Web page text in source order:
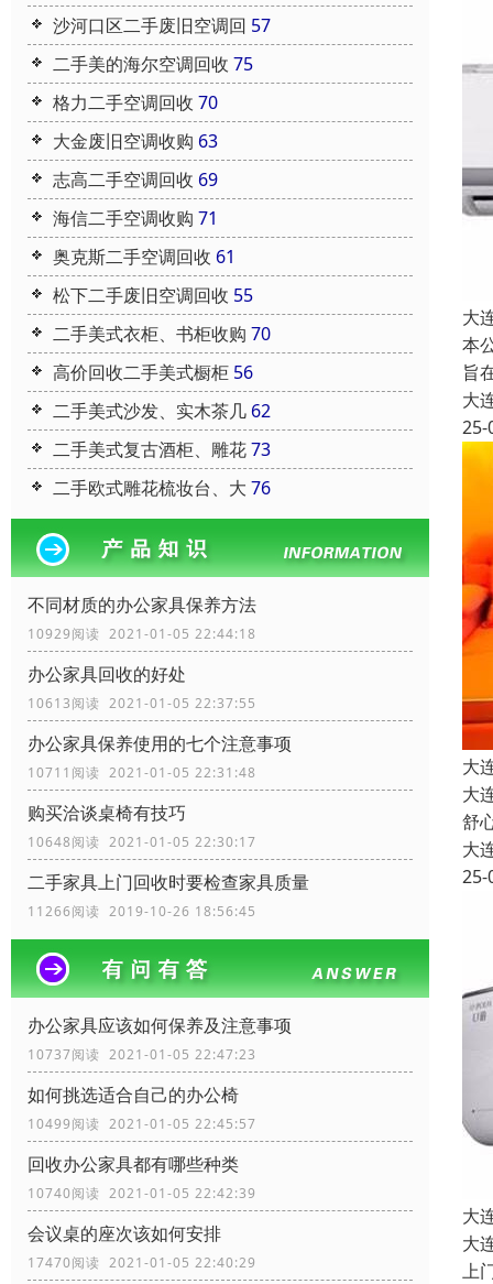
沙河口区二手废旧空调回 57
二手美的海尔空调回收 75
格力二手空调回收 70
大金废旧空调收购 63
志高二手空调回收 69
海信二手空调收购 71
奥克斯二手空调回收 61
松下二手废旧空调回收 55
二手美式衣柜、书柜收购 70
高价回收二手美式橱柜 56
二手美式沙发、实木茶几 62
二手美式复古酒柜、雕花73
二手欧式雕花梳妆台、大 76
不同材质的办公家具保养方法
10929阅读 2021-01-05 22:44:18
办公家具回收的好处
10613阅读 2021-01-05 22:37:55
办公家具保养使用的七个注意事项
10711阅读 2021-01-05 22:31:48
购买洽谈桌椅有技巧
10648阅读 2021-01-05 22:30:17
二手家具上门回收时要检查家具质量
11266阅读 2019-10-26 18:56:45
办公家具应该如何保养及注意事项
10737阅读 2021-01-05 22:47:23
如何挑选适合自己的办公椅
10499阅读 2021-01-05 22:45:57
回收办公家具都有哪些种类
10740阅读 2021-01-05 22:42:39
会议桌的座次该如何安排
17470阅读 2021-01-05 22:40:29
大
本
旨
大
25-
大
大
舒
大
25-
大
大
上